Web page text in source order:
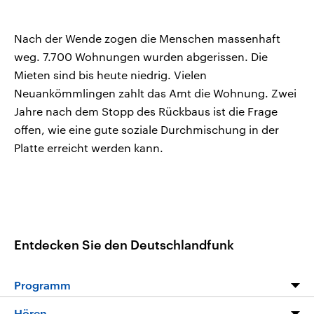
Nach der Wende zogen die Menschen massenhaft
weg. 7.700 Wohnungen wurden abgerissen. Die
Mieten sind bis heute niedrig. Vielen
Neuankömmlingen zahlt das Amt die Wohnung. Zwei
Jahre nach dem Stopp des Rückbaus ist die Frage
offen, wie eine gute soziale Durchmischung in der
Platte erreicht werden kann.
Entdecken Sie den Deutschlandfunk
Programm
Programm